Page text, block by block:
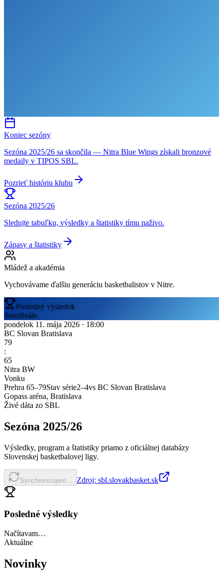
Koniec sezóny
Sezóna 2025/26 sa skončila — Nitra Blue Wings získali bronzové
medaily v TIPOS SBL.
Pozrieť históriu klubu
Sezóna 2025/26
Sledujte tabuľku, výsledky a štatistiky tímu naživo.
Zápasy a štatistiky
Mládež a akadémia
Vychovávame ďalšiu generáciu basketbalistov v Nitre.
Posledný výsledok
Semifinále
pondelok 11. mája 2026 · 18:00
BC Slovan Bratislava
79
:
65
Nitra BW
Vonku
Prehra 65–79Stav série2–4vs BC Slovan Bratislava
Gopass aréna, Bratislava
Živé dáta zo SBL
Sezóna 2025/26
Výsledky, program a štatistiky priamo z oficiálnej databázy
Slovenskej basketbalovej ligy.
Synchronizujem… Zdroj: sbl.slovakbasket.sk
Posledné výsledky
Načítavam…
Aktuálne
Novinky